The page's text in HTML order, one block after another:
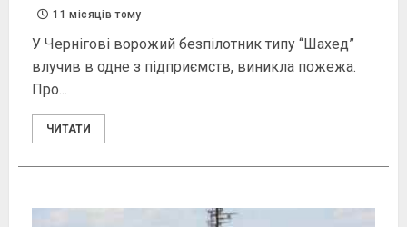
11 місяців тому
У Чернігові ворожий безпілотник типу “Шахед”
влучив в одне з підприємств, виникла пожежа.
Про...
ЧИТАТИ